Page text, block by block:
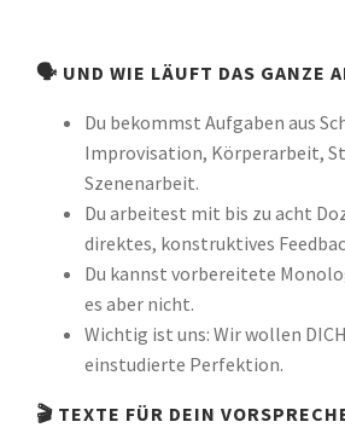
🗣️ UND WIE LÄUFT DAS GANZE
Du bekommst Aufgaben aus
Improvisation, Körperarbeit,
Szenenarbeit.
Du arbeitest mit bis zu acht
direktes, konstruktives
Du kannst vorbereitete
es aber nicht.
Wichtig ist uns: Wir wollen
einstudierte Perfektion.
🎬 TEXTE FÜR DEIN